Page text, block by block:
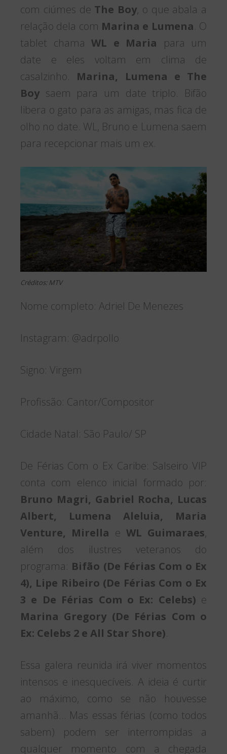
com ciúmes de The Boy, o que abala a
relação dela com Marina e Lumena. O
tablet chama WL e Maria para um
date e eles voltam em clima de
casalzinho. Marina, Lumena e The
Boy saem para um date triplo. Bifão
libera o gato para as amigas, mas fica de
olho no date. WL, Bruno e Lumena saem
para recepcionar mais um ex.
Créditos: MTV
Nome completo: Adriel De Menezes
Instagram: @adrpollo
Signo: Virgem
Profissão: Cantor/Compositor
Cidade Natal: São Paulo/ SP
De Férias Com o Ex Caribe: Salseiro VIP
conta com elenco inicial formado por:
Bruno Magri, Gabriel Rocha, Lucas
Albert, Lumena Aleluia, Maria
Venture, Mirella e WL Guimaraes,
além dos ilustres veteranos do
programa: Bifão (De Férias Com o Ex
4), Lipe Ribeiro (De Férias Com o Ex
3 e De Férias Com o Ex: Celebs) e
Marina Gregory (De Férias Com o
Ex: Celebs 2 e All Star Shore).
Essa galera reunida irá viver momentos
intensos e inesquecíveis. A ideia é curtir
ao máximo, como se não houvesse
amanhã… Mas essas férias (como todos
sabem) podem ser interrompidas a
qualquer momento com a chegada